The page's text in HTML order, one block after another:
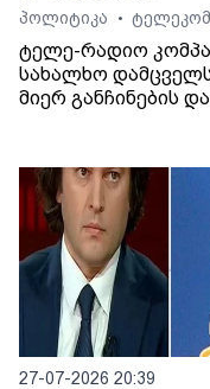
პოლიტიკა
•
ტელე-რადიო
სახალხო
მიერ განჩინების
27-07-2026 20:39